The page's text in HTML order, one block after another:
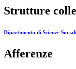
Strutture
Dipartimento di Scienze
Afferenze